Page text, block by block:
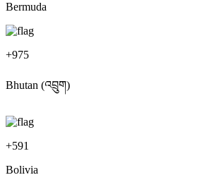
Bermuda
+975
Bhutan (འབྲུག)
+591
Bolivia